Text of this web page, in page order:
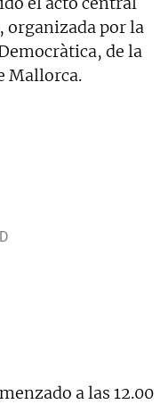
organizada por la
de la
Mallorca.
a las 12.00